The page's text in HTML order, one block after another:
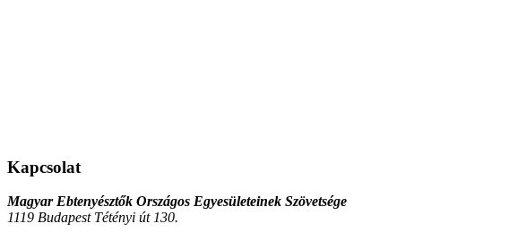
Kapcsolat
Magyar Ebtenyésztők Országos Egyesületeinek Szövetsége
1119 Budapest Tétényi út 130.